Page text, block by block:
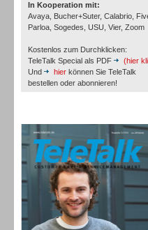
In Kooperation mit:
Avaya, Bucher+Suter, Calabrio,
Parloa, Sogedes, USU, Vier, Zoom
Kostenlos zum Durchklicken:
TeleTalk Special als PDF
(hier
Und
hier können Sie TeleTalk
bestellen oder abonnieren!
Inbound